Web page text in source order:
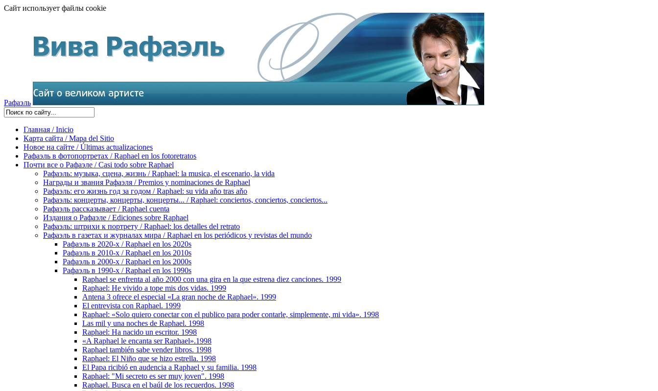
Сайт использует файлы cookie
Рафаэль
Главная / Inicio
Карта сайта / Mapa del Sitio
Новое на сайте / Últimas actualizaciones
Рафаэль в фотопортретах / Raphael en los fotoretratos
Почти все о Рафаэле / Casi todo sobre Raphael
Рафаэль: музыка, сцена, жизнь / Raphael: la musica, el escenario, la vida
Награды и звания Рафаэля / Premios y nominaciones de Raphael
Рафаэль: его жизнь год за годом / Raphael: su vida aňo tras aňo
Рафаэль: концерты, концерты, концерты... / Raphael: conciertos, сonciertos, сonciertos...
Рафаэль рассказывает / Raphael cuenta
Издания о Рафаэле / Ediciones sobre Raphael
Рафаэль: штрихи к портрету / Raphael: los detalles del retrato
Рафаэль в газетах и журналах мира / Raphael en los periódicos y revistas del mundo
Рафаэль в 2020-х / Raphael en los 2020s
Рафаэль в 2010-х / Raphael en los 2010s
Рафаэль в 2000-х / Raphael en los 2000s
Рафаэль в 1990-х / Raphael en los 1990s
Raphael se enfrenta al año 2000 con una gira en la que estrena diez canciones. 1999
Raphael: He vivido a tope mis dos vidas. 1999
Antena 3 ofrece el especial «La gran noche de Raphael». 1999
El entrevista con Raphael. 1999
Raphael: «Solo quiero conectar con el publico para poder contarle, simplemente, mi vida». 1998
Las mil y una noches de Raphael. 1998
Raphael: Ha nacido un escritor. 1998
«A Raphael le encanta ser Raphael».1998
Raphael también sabe vender libros. 1998
Raphael: El Niño que se hizo estrella. 1998
El Papa ricibió en audencia a Raphael y su familia. 1998
Raphael: "Mi secreto es ser muy joven". 1998
Raphael. Busca en el baúl de los recuerdos. 1998